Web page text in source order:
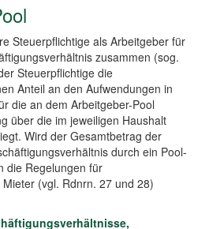
Steuerpflichtige als Arbeitgeber für
zusammen (sog.
Steuerpflichtige die
Anteil an den Aufwendungen in
die an dem Arbeitgeber-Pool
über die im jeweiligen Haushalt
Wird der Gesamtbetrag der
durch ein Pool-
die Regelungen für
(vgl. Rdnrn. 27 und 28)